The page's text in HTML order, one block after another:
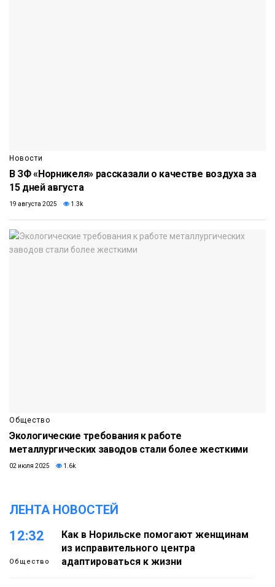
Новости
В ЗФ «Норникеля» рассказали о качестве воздуха за
15 дней августа
19 августа 2025 1.3k
Общество
Экологические требования к работе
металлургических заводов стали более жесткими
02 июля 2025 1.6k
ЛЕНТА НОВОСТЕЙ
12:32
Общество
Как в Норильске помогают женщинам
из исправительного центра
адаптироваться к жизни